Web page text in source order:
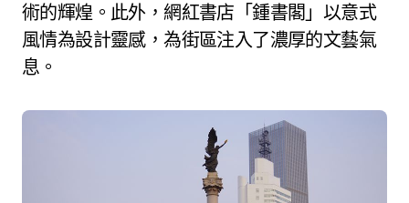
術的輝煌。此外，網紅書店「鍾書閣」以意式
風情為設計靈感，為街區注入了濃厚的文藝氣
息。